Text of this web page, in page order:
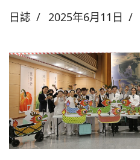
日誌 2025年6月11日